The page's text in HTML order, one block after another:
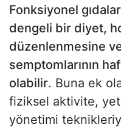
Fonksiyonel
dengeli bir diyet,
düzenlenmesine
semptomlarının
olabilir. Buna ek
fiziksel aktivite,
yönetimi